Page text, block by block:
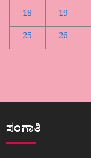
18
19
25
26
ಸಂಗಾತಿ